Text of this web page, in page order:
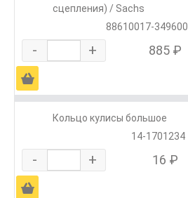
сцепления) / Sachs
88610017-
- + 885 ₽
Ä
Кольцо кулисы большое
14-1701234
- + 16 ₽
Ä